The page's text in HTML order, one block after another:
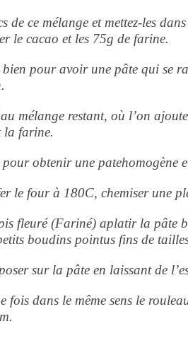
de ce mélange et mettez-les
le cacao et les 75g de farine.
pour avoir une pâte qui se
mélange restant, où l’on
la farine.
obtenir une patehomogène
le four à 180C, chemiser une
fleuré (Fariné) aplatir la pâte
boudins pointus fins de
sur la pâte en laissant de
fois dans le même sens le